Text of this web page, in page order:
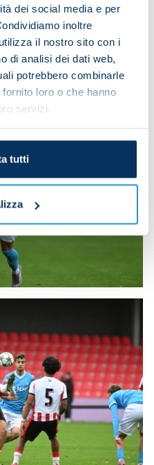
dei social media e per
inoltre
il nostro sito con i
di analisi dei dati web,
potrebbero combinarle
loro o che hanno
servizi.
tutti